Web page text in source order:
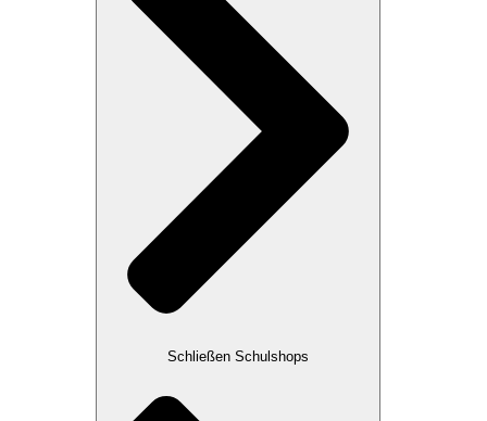
Schließen Schulshops